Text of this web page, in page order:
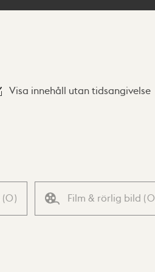
Visa innehåll utan tidsangivelse
(0) Film & rörlig bild (0